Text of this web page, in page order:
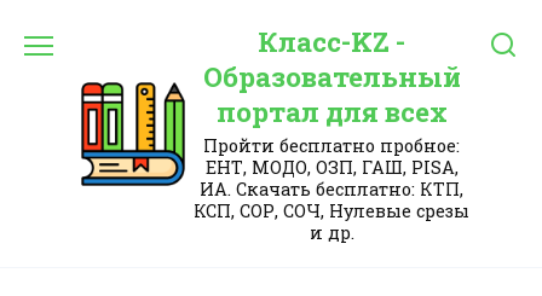
Класс-KZ -
Образовательный
портал для всех
Пройти бесплатно пробное:
ЕНТ, МОДО, ОЗП, ГАШ, PISA,
ИА. Скачать бесплатно: КТП,
КСП, СОР, СОЧ, Нулевые срезы
и др.